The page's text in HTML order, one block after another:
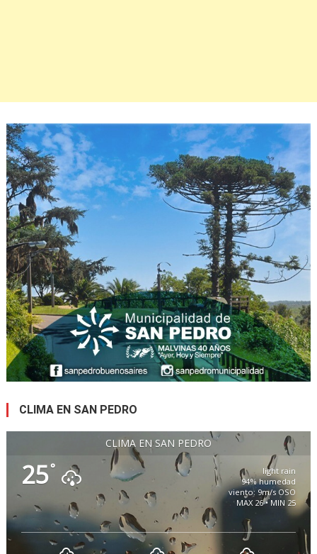
CLIMA EN SAN PEDRO
CLIMA EN SAN PEDRO
25°
light rain
94% humedad
viento: 9m/s OSO
MAX 26 • MIN 25